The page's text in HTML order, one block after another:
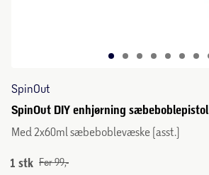
SpinOut
SpinOut DIY enhjørning sæbeboblepistol
Med 2x60ml sæbeboblevæske (asst.)
1 stk Før 99,-